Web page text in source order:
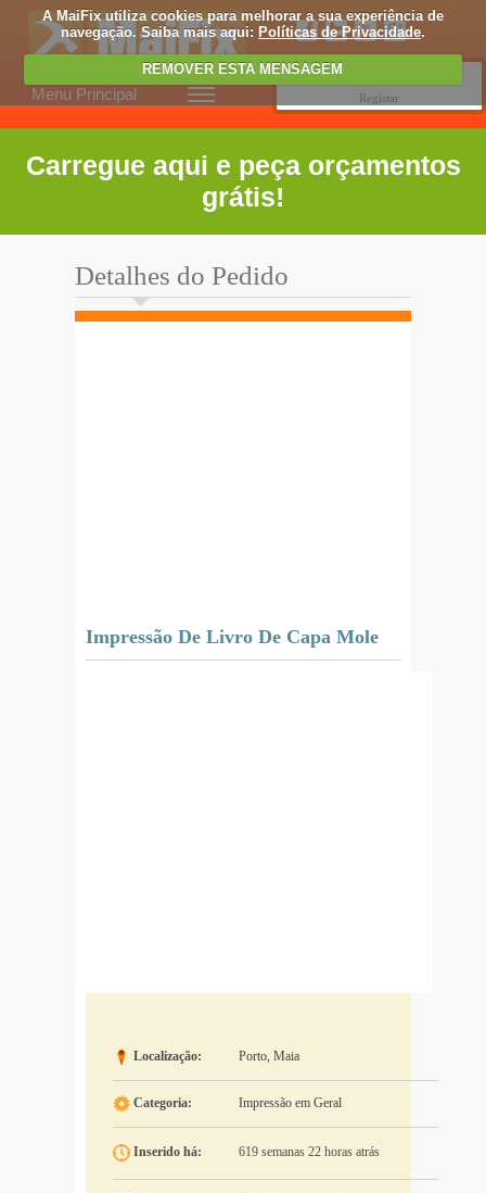
A MaiFix utiliza cookies para melhorar a sua experiência de
navegação. Saiba mais aqui: Políticas de Privacidade.
REMOVER ESTA MENSAGEM
Menu Principal
Registar
Carregue aqui e peça orçamentos
grátis!
Detalhes do Pedido
Impressão De Livro De Capa Mole
Localização: Porto, Maia
Categoria: Impressão em Geral
Inserido há: 619 semanas 22 horas atrás